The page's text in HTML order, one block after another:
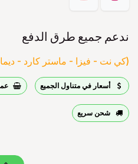
ندعم جميع طرق الدفع
(كي نت - فيزا - ماستر كارد -
أسعار في متناول الجميع
شحن سريع